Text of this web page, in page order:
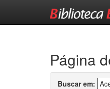
Página
Buscar em: